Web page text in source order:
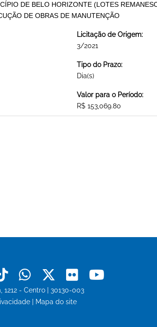
DE BELO HORIZONTE (LOTES
DE OBRAS DE MANUTENÇÃO
Licitação de Origem:
3/2021
Tipo do Prazo:
Dia(s)
Valor para o Período:
R$ 153,069.80
TiktokWhatsapp
X Flickr
1212 - Centro | 30130-003
Mapa do site